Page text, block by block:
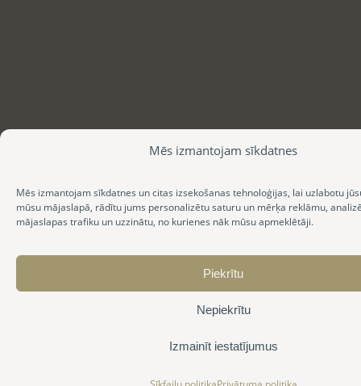
Mēs izmantojam sīkdatnes
Mēs izmantojam sīkdatnes un citas izsekošanas tehnoloģijas, lai uzlabotu
mūsu mājaslapā, rādītu jums personalizētu saturu un mērķa reklāmu,
mājaslapas trafiku un uzzinātu, no kurienes nāk mūsu apmeklētāji.
Piekrītu
Nepiekrītu
Izmainīt iestatījumus